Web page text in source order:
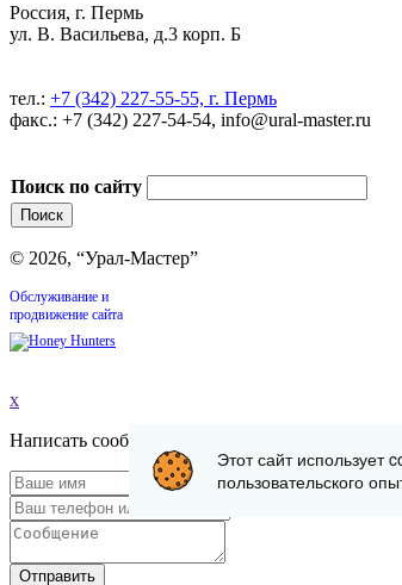
Россия, г. Пермь
ул. В. Васильева, д.3 корп. Б
тел.: +7 (342) 227-55-55, г. Пермь
факс.: +7 (342) 227-54-54, info@ural-master.ru
Поиск по сайту
© 2026, “Урал-Мастер”
Обслуживание и
продвижение сайта
x
Написать сообщение
Отправить
Этот сайт
пользовательского